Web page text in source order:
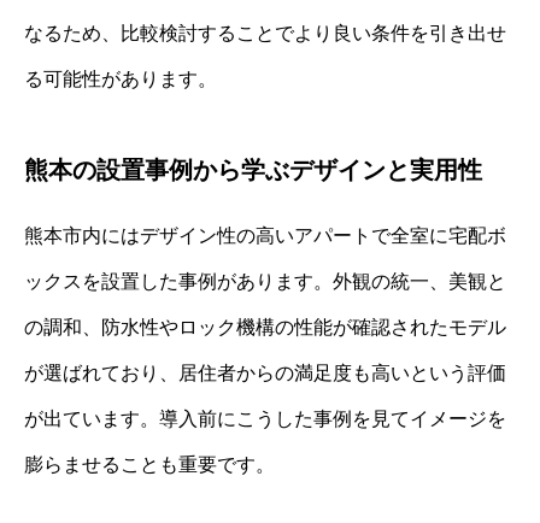
なるため、比較検討することでより良い条件を引き出せ
る可能性があります。
熊本の設置事例から学ぶデザインと実用性
熊本市内にはデザイン性の高いアパートで全室に宅配ボ
ックスを設置した事例があります。外観の統一、美観と
の調和、防水性やロック機構の性能が確認されたモデル
が選ばれており、居住者からの満足度も高いという評価
が出ています。導入前にこうした事例を見てイメージを
膨らませることも重要です。